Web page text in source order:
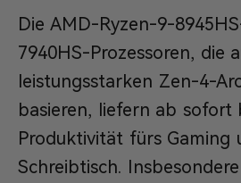
Die AMD-Ryzen-9-
7940HS-Prozessoren, die
leistungsstarken Zen-4-
basieren, liefern ab sofort
Produktivität fürs Gaming
Schreibtisch.